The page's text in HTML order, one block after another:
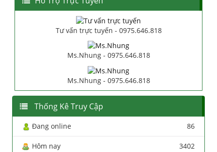
Tư vấn trực tuyến - 0975.646.818
Ms.Nhung - 0975.646.818
Ms.Nhung - 0975.646.818
Thống Kê Truy Cập
Đang online 86
Hôm nay 3402